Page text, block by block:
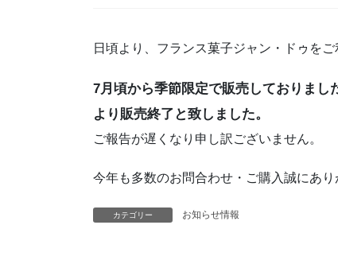
日頃より、フランス菓子ジャン・ドゥを
7月頃から季節限定で販売しておりま
より販売終了と致しました。
ご報告が遅くなり申し訳ございません。
今年も多数のお問合わせ・ご購入誠にあり
カテゴリー お知らせ情報